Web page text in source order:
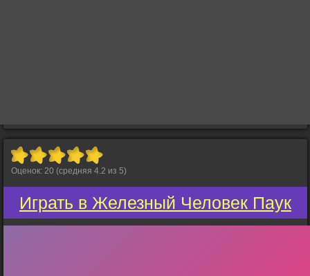
Оценок: 20 (средняя 4.2 из 5)
Играть в Железный Человек Паук